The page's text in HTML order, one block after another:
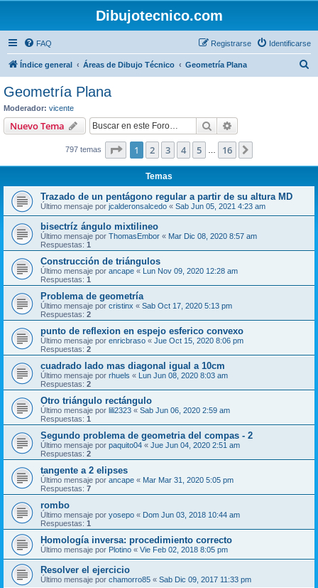
Dibujotecnico.com
FAQ Identificarse
Registrarse
Índice general Áreas de Dibujo Técnico Geometría Plana
Geometría Plana
Moderador: vicente
Nuevo Tema Buscar
797 temas Página de 16
1 2 3 4 5 16
Temas
Trazado de un pentágono regular a partir de su altura MD
Último mensaje por jcalderonsalcedo « Sab Jun 05, 2021 4:23 am
bisectríz ángulo mixtilineo
Último mensaje por ThomasEmbor « Mar Dic 08, 2020 8:57 am
Respuestas: 1
Construcción de triángulos
Último mensaje por ancape « Lun Nov 09, 2020 12:28 am
Respuestas: 1
Problema de geometría
Último mensaje por cristinx « Sab Oct 17, 2020 5:13 pm
Respuestas: 2
punto de reflexion en espejo esferico convexo
Último mensaje por enricbraso « Jue Oct 15, 2020 8:06 pm
Respuestas: 2
cuadrado lado mas diagonal igual a 10cm
Último mensaje por rhuels « Lun Jun 08, 2020 8:03 am
Respuestas: 2
Otro triángulo rectángulo
Último mensaje por lili2323 « Sab Jun 06, 2020 2:59 am
Respuestas: 1
Segundo problema de geometria del compas - 2
Último mensaje por paquito04 « Jue Jun 04, 2020 2:51 am
Respuestas: 2
tangente a 2 elipses
Último mensaje por ancape « Mar Mar 31, 2020 5:05 pm
Respuestas: 7
rombo
Último mensaje por yosepo « Dom Jun 03, 2018 10:44 am
Respuestas: 1
Homología inversa: procedimiento correcto
Último mensaje por Plotino « Vie Feb 02, 2018 8:05 pm
Resolver el ejercicio
Último mensaje por chamorro85 « Sab Dic 09, 2017 11:33 pm